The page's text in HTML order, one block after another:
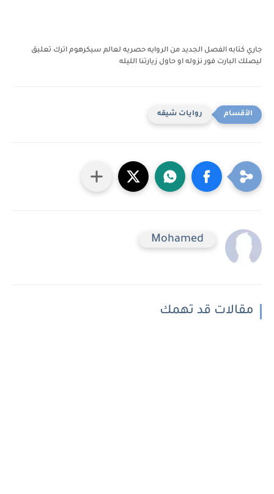
جاري كتابه الفصل الجديد من الروايه حصريه لعالم سيكرهوم اترك تعليق
ليصلك البارت فور نزوله او حاول زيارتنا الليله
روايات شيقه
Mohamed
مقالات قد تهمك